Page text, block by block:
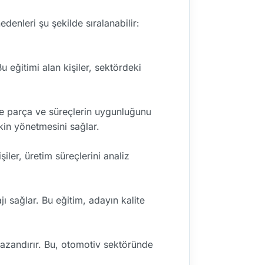
şu şekilde sıralanabilir:
eğitimi alan kişiler, sektördeki
parça ve süreçlerin uygunluğunu
yönetmesini sağlar.
üretim süreçlerini analiz
sağlar. Bu eğitim, adayın kalite
Bu, otomotiv sektöründe